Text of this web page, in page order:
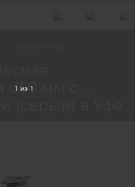
d50 мм с
1 из 1